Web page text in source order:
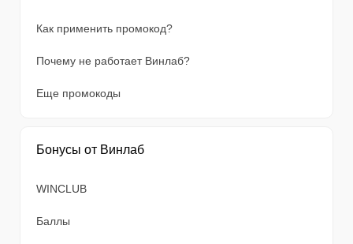
Как применить промокод?
Почему не работает Винлаб?
Еще промокоды
Бонусы от Винлаб
WINCLUB
Баллы